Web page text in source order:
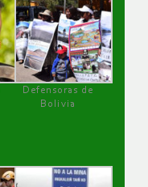
Defensoras de
Bolivia